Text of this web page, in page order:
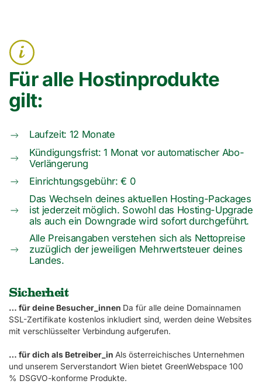
Für alle Hostinprodukte
gilt:
Laufzeit: 12 Monate
Kündigungs­frist: 1 Monat vor automatischer Abo-
Verlängerung
Einrichtungsgebühr: € 0
Das Wechseln deines aktuellen Hosting-Packages
ist jederzeit möglich. Sowohl das Hosting-Upgrade
als auch ein Downgrade wird sofort durchgeführt.
Alle Preisangaben verstehen sich als Nettopreise
zuzüglich der jeweiligen Mehrwertsteuer deines
Landes.
Sicherheit
… für deine Besucher_innen Da für alle deine Domainnamen
SSL-Zertifikate kostenlos inkludiert sind, werden deine Websites
mit verschlüsselter Verbindung aufgerufen.
… für dich als Betreiber_in Als österreichisches Unternehmen
und unserem Serverstandort Wien bietet GreenWebspace 100
% DSGVO-konforme Produkte.